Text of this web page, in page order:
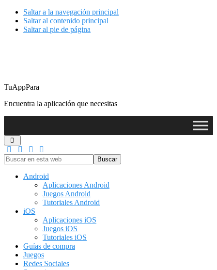
Saltar a la navegación principal
Saltar al contenido principal
Saltar al pie de página
TuAppPara
Encuentra la aplicación que necesitas
Buscar
en
Android
Aplicaciones Android
Juegos Android
Tutoriales Android
iOS
Aplicaciones iOS
Juegos iOS
Tutoriales iOS
Guías de compra
Juegos
Redes Sociales